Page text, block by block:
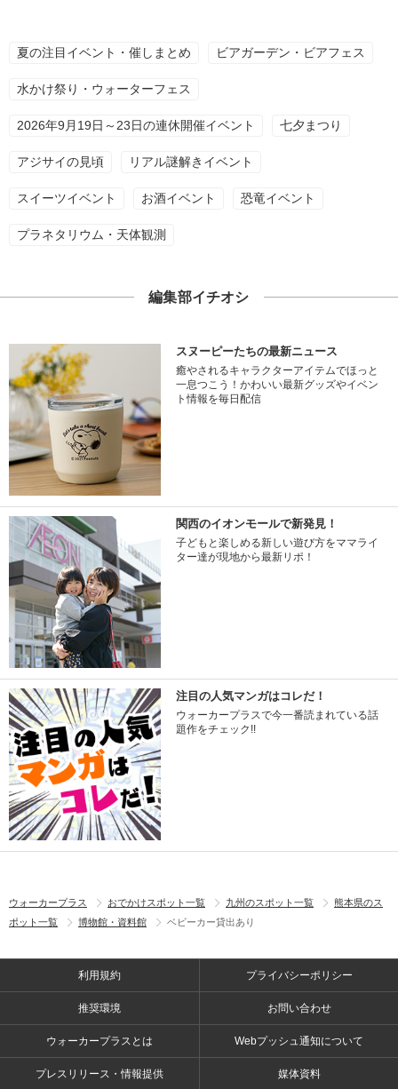
夏の注目イベント・催しまとめ ビアガーデン・ビアフェス
水かけ祭り・ウォーターフェス
2026年9月19日～23日の連休開催イベント 七夕まつり
アジサイの見頃 リアル謎解きイベント
スイーツイベント お酒イベント 恐竜イベント
プラネタリウム・天体観測
編集部イチオシ
スヌーピーたちの最新ニュース
癒やされるキャラクターアイテムでほっと
一息つこう！かわいい最新グッズやイベン
ト情報を毎日配信
関西のイオンモールで新発見！
子どもと楽しめる新しい遊び方をママライ
ター達が現地から最新リポ！
注目の人気マンガはコレだ！
ウォーカープラスで今一番読まれている話
題作をチェック!!
ウォーカープラス おでかけスポット一覧 九州のスポット一覧
熊本県のス
ポット一覧
博物館・資料館 ベビーカー貸出あり
利用規約 プライバシーポリシー
推奨環境 お問い合わせ
ウォーカープラスとは Webプッシュ通知について
プレスリリース・情報提供 媒体資料